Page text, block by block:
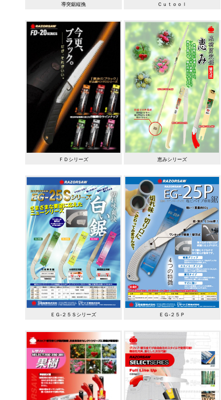
導突鋸縦挽 Ｃｕｔｏｏｌ
ＦＤシリーズ 恵みシリーズ
ＥＧ-２５Ｓシリーズ ＥＧ-２５Ｐ